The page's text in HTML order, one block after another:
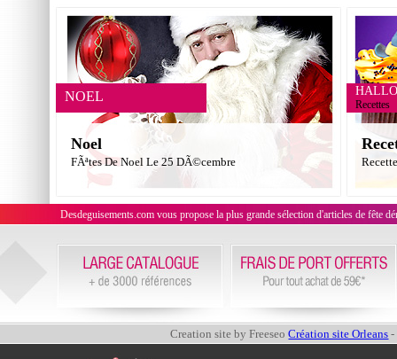
NOEL
Noel
FÃªtes De Noel Le 25 DÃ©cembre
Recettes
Desdeguisements.com vous propose la plus grande sélection d'articles de fête
Creation site by FreeseoCréation site Orleans -